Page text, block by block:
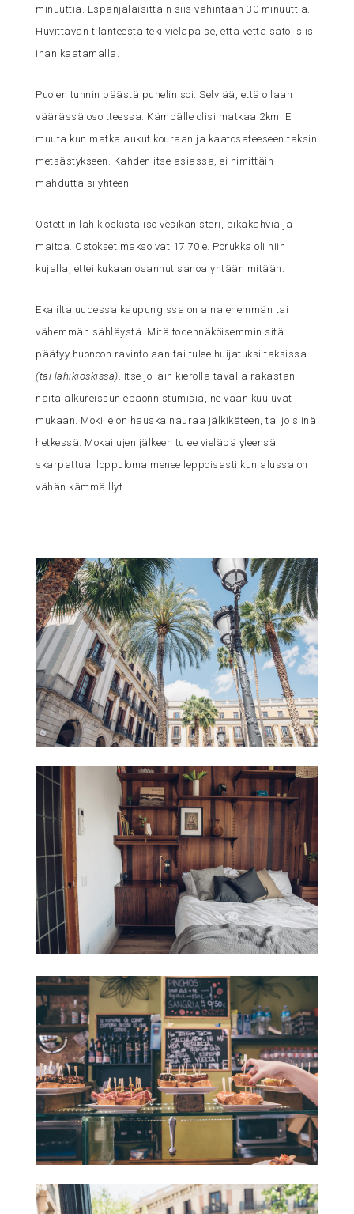
minuuttia. Espanjalaisittain siis vähintään 30 minuuttia.
Huvittavan tilanteesta teki vieläpä se, että vettä satoi siis
ihan kaatamalla.
Puolen tunnin päästä puhelin soi. Selviää, että ollaan
väärässä osoitteessa. Kämpälle olisi matkaa 2km. Ei
muuta kun matkalaukut kouraan ja kaatosateeseen taksin
metsästykseen. Kahden itse asiassa, ei nimittäin
mahduttaisi yhteen.
Ostettiin lähikioskista iso vesikanisteri, pikakahvia ja
maitoa. Ostokset maksoivat 17,70 e. Porukka oli niin
kujalla, ettei kukaan osannut sanoa yhtään mitään.
Eka ilta uudessa kaupungissa on aina enemmän tai
vähemmän sähläystä. Mitä todennäköisemmin sitä
päätyy huonoon ravintolaan tai tulee huijatuksi taksissa
(tai lähikioskissa) . Itse jollain kierolla tavalla rakastan
näitä alkureissun epäonnistumisia, ne vaan kuuluvat
mukaan. Mokille on hauska nauraa jälkikäteen, tai jo siinä
hetkessä. Mokailujen jälkeen tulee vieläpä yleensä
skarpattua: loppuloma menee leppoisasti kun alussa on
vähän kämmäillyt.